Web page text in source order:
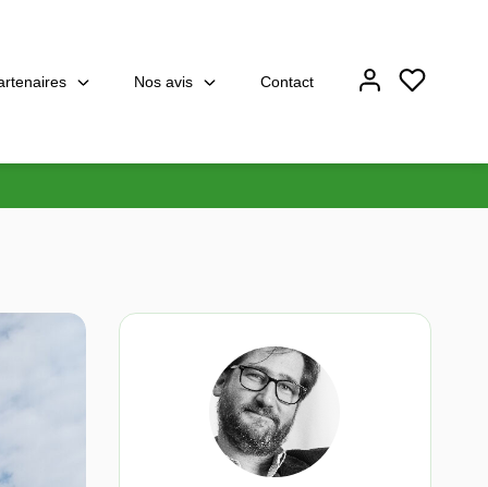
Nos avis Contact